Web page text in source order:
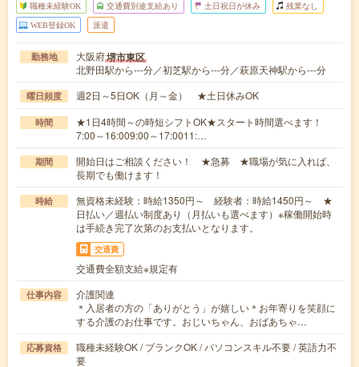
職種未経験OK 交通費別途支給あり 土日祝日が休み 残業なし
WEB登録OK 派遣
勤務地 大阪府堺市東区
北野田駅から---分／初芝駅から---分／萩原天神駅から---分
曜日頻度 週2日～5日OK（月～金） ★土日休みOK
時間
★1日4時間～の時短シフトOK★スタート時間選べます！
7:00～16:009:00～17:0011:…
期間
開始日はご相談ください！ ★急募 ★職場が気に入れば、
長期でも働けます！
時給
無資格未経験：時給1350円～ 経験者：時給1450円～ ★
日払い／週払い制度あり（月払いも選べます）※稼働開始時
は手続き完了次第のお支払いとなります。
交通費
交通費全額支給※規定有
仕事内容
介護関連
＊入居者の方の「ありがとう」が嬉しい＊お年寄りを笑顔に
する介護のお仕事です。おじいちゃん、おばあちゃ…
応募資格
職種未経験OK / ブランクOK / パソコンスキル不要 / 英語力不
要